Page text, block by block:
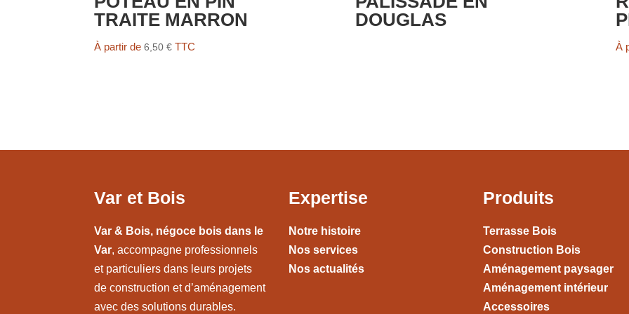
TRAITE MARRON
À partir de6,50€ TTC
DOUGLAS
À
Var et Bois
Var & Bois, négoce bois dans le
Var, accompagne professionnels
et particuliers dans leurs projets
de construction et d’aménagement
avec des solutions durables.
Expertise
Notre histoire
Nos services
Nos actualités
Produits
Terrasse Bois
Construction Bois
Aménagement paysager
Aménagement intérieur
Accessoires